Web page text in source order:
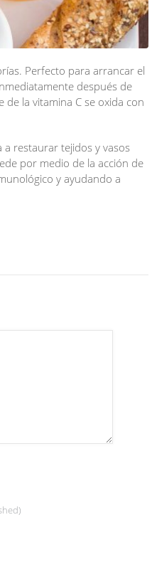
Perfecto para arrancar el
después de
la vitamina C se oxida con
restaurar tejidos y vasos
por medio de la acción de
y ayudando a